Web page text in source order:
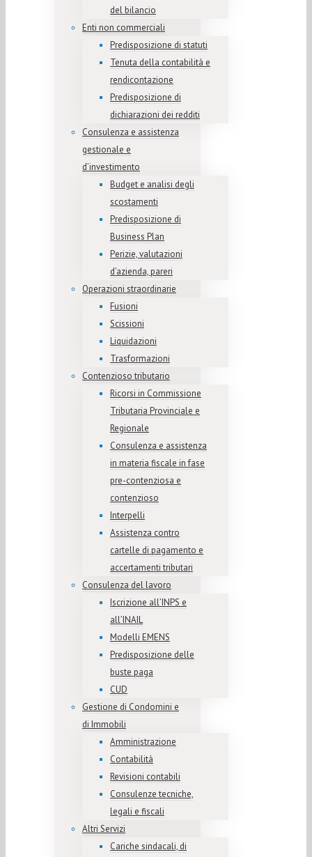
del bilancio
Enti non commerciali
Predisposizione di statuti
Tenuta della contabilità e
rendicontazione
Predisposizione di
dichiarazioni dei redditi
Consulenza e assistenza
gestionale e
d’investimento
Budget e analisi degli
scostamenti
Predisposizione di
Business Plan
Perizie, valutazioni
d’azienda, pareri
Operazioni straordinarie
Fusioni
Scissioni
Liquidazioni
Trasformazioni
Contenzioso tributario
Ricorsi in Commissione
Tributaria Provinciale e
Regionale
Consulenza e assistenza
in materia fiscale in fase
pre-contenziosa e
contenzioso
Interpelli
Assistenza contro
cartelle di pagamento e
accertamenti tributari
Consulenza del lavoro
Iscrizione all’INPS e
all’INAIL
Modelli EMENS
Predisposizione delle
buste paga
CUD
Gestione di Condomini e
di Immobili
Amministrazione
Contabilità
Revisioni contabili
Consulenze tecniche,
legali e fiscali
Altri Servizi
Cariche sindacali, di